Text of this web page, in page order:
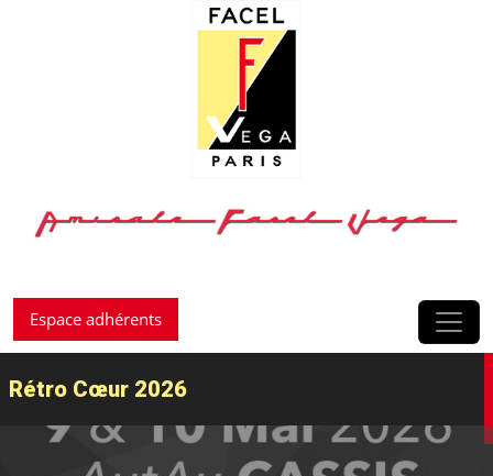
Espace adhérents
Passer au contenu
Rétro Cœur 2026